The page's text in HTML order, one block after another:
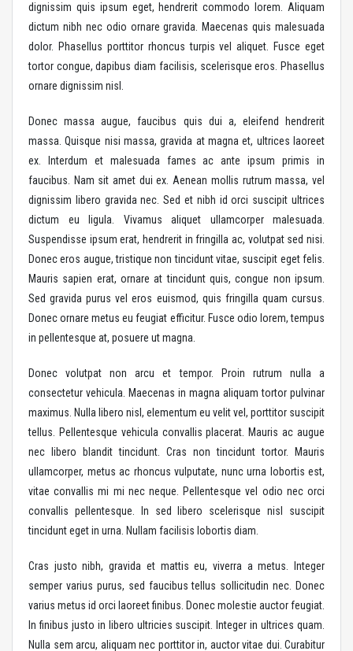
dignissim quis ipsum eget, hendrerit commodo lorem. Aliquam
dictum nibh nec odio ornare gravida. Maecenas quis malesuada
dolor. Phasellus porttitor rhoncus turpis vel aliquet. Fusce eget
tortor congue, dapibus diam facilisis, scelerisque eros. Phasellus
ornare dignissim nisl.
Donec massa augue, faucibus quis dui a, eleifend hendrerit
massa. Quisque nisi massa, gravida at magna et, ultrices laoreet
ex. Interdum et malesuada fames ac ante ipsum primis in
faucibus. Nam sit amet dui ex. Aenean mollis rutrum massa, vel
dignissim libero gravida nec. Sed et nibh id orci suscipit ultrices
dictum eu ligula. Vivamus aliquet ullamcorper malesuada.
Suspendisse ipsum erat, hendrerit in fringilla ac, volutpat sed nisi.
Donec eros augue, tristique non tincidunt vitae, suscipit eget felis.
Mauris sapien erat, ornare at tincidunt quis, congue non ipsum.
Sed gravida purus vel eros euismod, quis fringilla quam cursus.
Donec ornare metus eu feugiat efficitur. Fusce odio lorem, tempus
in pellentesque at, posuere ut magna.
Donec volutpat non arcu et tempor. Proin rutrum nulla a
consectetur vehicula. Maecenas in magna aliquam tortor pulvinar
maximus. Nulla libero nisl, elementum eu velit vel, porttitor suscipit
tellus. Pellentesque vehicula convallis placerat. Mauris ac augue
nec libero blandit tincidunt. Cras non tincidunt tortor. Mauris
ullamcorper, metus ac rhoncus vulputate, nunc urna lobortis est,
vitae convallis mi mi nec neque. Pellentesque vel odio nec orci
convallis pellentesque. In sed libero scelerisque nisl suscipit
tincidunt eget in urna. Nullam facilisis lobortis diam.
Cras justo nibh, gravida et mattis eu, viverra a metus. Integer
semper varius purus, sed faucibus tellus sollicitudin nec. Donec
varius metus id orci laoreet finibus. Donec molestie auctor feugiat.
In finibus justo in libero ultricies suscipit. Integer in ultrices quam.
Nulla sem arcu, aliquam nec porttitor in, auctor vitae dui. Curabitur